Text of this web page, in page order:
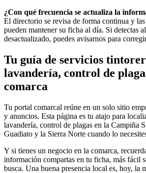
¿Con qué frecuencia se actualiza la
El directorio se revisa de forma continua y las
pueden mantener su ficha al día. Si detectas
desactualizado, puedes avisarnos para
Tu guía de servicios
lavandería, control de
comarca
Tu portal comarcal reúne en un solo sitio
y anuncios. Esta página es tu atajo para
lavandería, control de plagas en la Campiña
Guadiato y la Sierra Norte cuando lo
Y si tienes un negocio en la comarca,
información compartas en tu ficha, más fácil
busca. Una buena presencia local es, hoy, la